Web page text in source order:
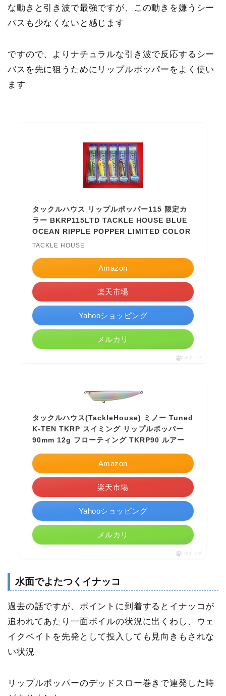
な動きと引き波で最強ですが、この動きを嫌うシー
バスも少なくないと感じます
ですので、よりナチュラルな引き波で反応するシー
バスを先に狙うためにリップルポッパーをよく使い
ます
タックルハウス リップルポッパー115 限定カ
ラー BKRP115LTD TACKLE HOUSE BLUE
OCEAN RIPPLE POPPER LIMITED COLOR
TACKLE HOUSE
Amazon
楽天市場
Yahooショッピング
メルカリ
ポチップ
タックルハウス(TackleHouse) ミノー Tuned
K-TEN TKRP スイミング リップルポッパー
90mm 12g フローティング TKRP90 ルアー
Amazon
楽天市場
Yahooショッピング
メルカリ
ポチップ
水面でよたつくイナッコ
過去の話ですが、ポイントに到着するとイナッコが
追われてあたり一面ボイルの状況に出くわし、ウェ
イクベイトを先発として投入しても見向きもされな
い状況
リップルポッパーのデッドスロー巻きで連発した時